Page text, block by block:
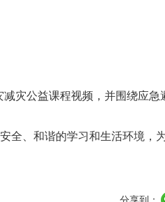
灾公益课程视频，并围绕应急
全、和谐的学习和生活环境，
分享到：